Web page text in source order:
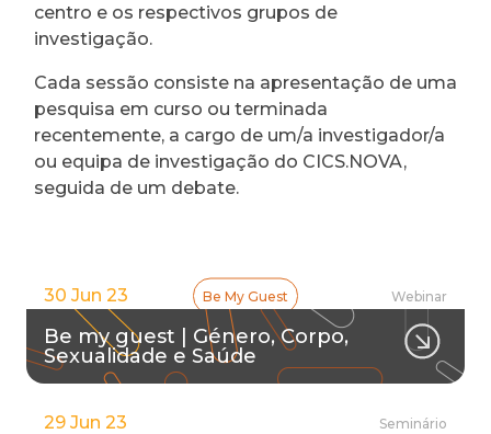
centro e os respectivos grupos de
investigação.
Cada sessão consiste na apresentação de uma
pesquisa em curso ou terminada
recentemente, a cargo de um/a investigador/a
ou equipa de investigação do CICS.NOVA,
seguida de um debate.
30 Jun 23 Be My Guest Webinar
Be my guest | Género, Corpo,
Sexualidade e Saúde
29 Jun 23 Seminário